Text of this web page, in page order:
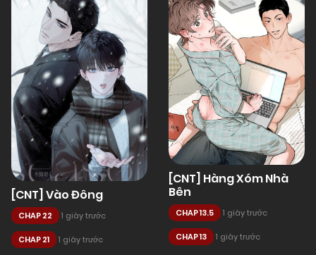
[CNT] Vào Đông
CHAP 22 1 giây trước
CHAP 21 1 giây trước
[CNT] Hàng Xóm Nhà
Bên
CHAP 13.5 1 giây trước
CHAP 13 1 giây trước